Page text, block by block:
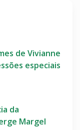
de Vivianne
especiais
da
Margel